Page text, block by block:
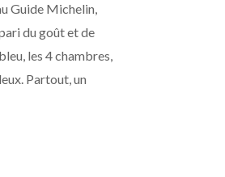
Guide Michelin,
du goût et de
les 4 chambres,
Partout, un